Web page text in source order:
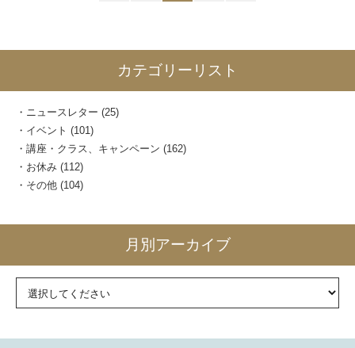
カテゴリーリスト
ニュースレター (25)
イベント (101)
講座・クラス、キャンペーン (162)
お休み (112)
その他 (104)
月別アーカイブ